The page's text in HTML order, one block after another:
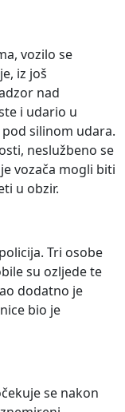
vozilo se
iz još
nad
i udario u
silinom udara.
neslužbeno se
vozača mogli biti
u obzir.
Tri osobe
su ozljede te
dodatno je
bio je
se nakon